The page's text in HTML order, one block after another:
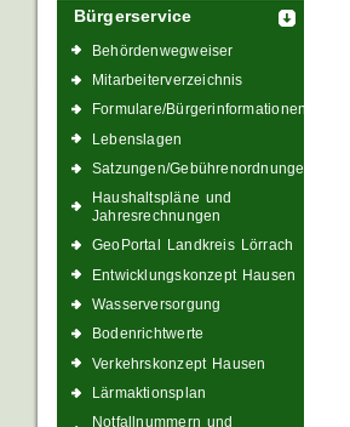
Bürgerservice
Behördenwegweiser
Mitarbeiterverzeichnis
Formulare/Bürgerinformationen
Lebenslagen
Satzungen/Gebührenordnungen
Haushaltspläne und
Jahresrechnungen
GeoPortal Landkreis Lörrach
Entwicklungskonzept Hausen
Wasserversorgung
Bodenrichtwerte
Verkehrskonzept Hausen
Lärmaktionsplan
Notfallnummern und